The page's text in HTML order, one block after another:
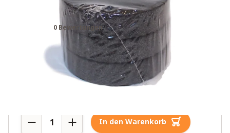
3er-Pack
0 Bewertungen
Menge In den Warenkorb